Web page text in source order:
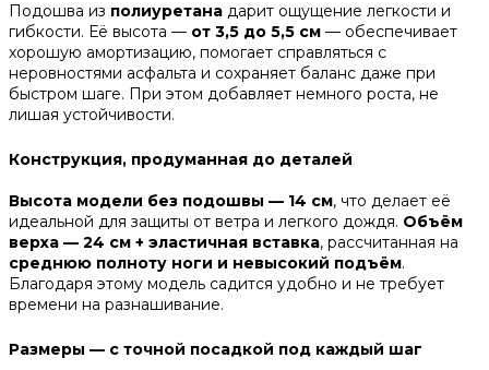
Подошва из полиуретана дарит ощущение легкости и
гибкости. Её высота — от 3,5 до 5,5 см — обеспечивает
хорошую амортизацию, помогает справляться с
неровностями асфальта и сохраняет баланс даже при
быстром шаге. При этом добавляет немного роста, не
лишая устойчивости.
Конструкция, продуманная до деталей
Высота модели без подошвы — 14 см, что делает её
идеальной для защиты от ветра и легкого дождя. Объём
верха — 24 см + эластичная вставка, рассчитанная на
среднюю полноту ноги и невысокий подъём.
Благодаря этому модель садится удобно и не требует
времени на разнашивание.
Размеры — с точной посадкой под каждый шаг